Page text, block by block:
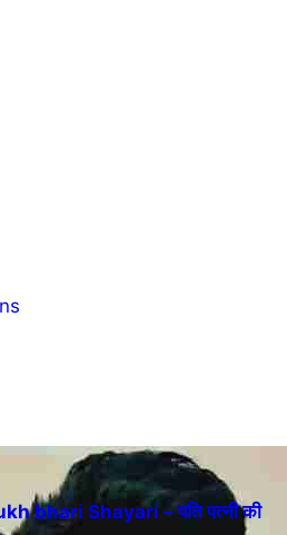
bhari Shayari – पति पत्नी की